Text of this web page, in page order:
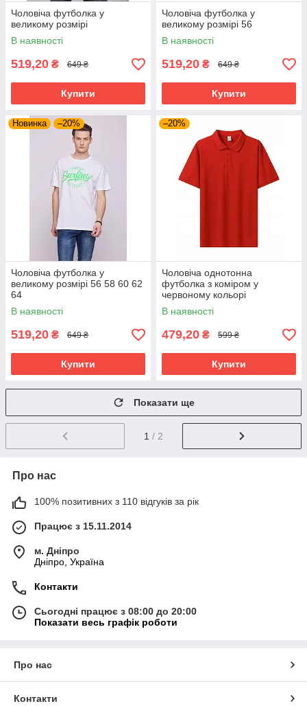
Чоловіча футболка у
великому розмірі
В наявності
519,20 ₴ 649 ₴
Купити
Чоловіча футболка у
великому розмірі 56
В наявності
519,20 ₴ 649 ₴
Купити
Новинка –20%
Чоловіча футболка у
великому розмірі 56 58 60 62
64
В наявності
519,20 ₴ 649 ₴
Купити
–20%
Чоловіча однотонна
футболка з коміром у
червоному кольорі
батального розміру
В наявності
479,20 ₴ 599 ₴
Купити
Показати ще
1 / 2
Про нас
100% позитивних з 110 відгуків за рік
Працює з 15.11.2014
м. Дніпро
Дніпро, Україна
Контакти
Сьогодні працює з 08:00 до 20:00
Показати весь графік роботи
Про нас
Контакти